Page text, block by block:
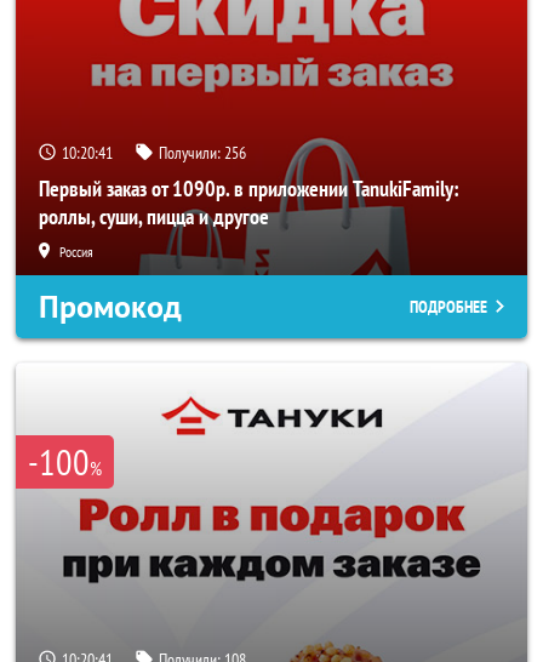
10:20:40 Получили:256
Первый заказ от 1090р. в приложении TanukiFamily:
роллы, суши, пицца и другое
Россия
Промокод ПОДРОБНЕЕ
-100%